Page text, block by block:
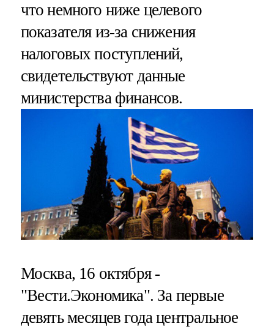
что немного ниже целевого
показателя из-за снижения
налоговых поступлений,
свидетельствуют данные
министерства финансов.
Москва, 16 октября -
"Вести.Экономика". За первые
девять месяцев года центральное